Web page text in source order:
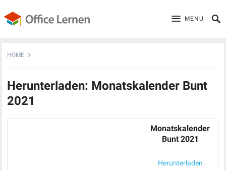
MENU
HOME
Herunterladen: Monatskalender Bunt
2021
Monatskalender
Bunt 2021
Herunterladen